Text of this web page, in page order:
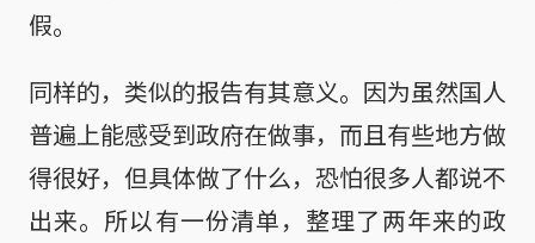
假。
同样的，类似的报告有其意义。因为虽然国人
普遍上能感受到政府在做事，而且有些地方做
得很好，但具体做了什么，恐怕很多人都说不
出来。所以有一份清单，整理了两年来的政